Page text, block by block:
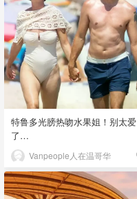
特鲁多光膀热吻水果姐！别太爱
了…
Vanpeople人在温哥华